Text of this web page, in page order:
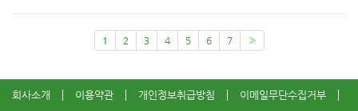
1 2 3 4 5 6 7 »
회사소개 이용약관 개인정보취급방침
이메일무단수집거부